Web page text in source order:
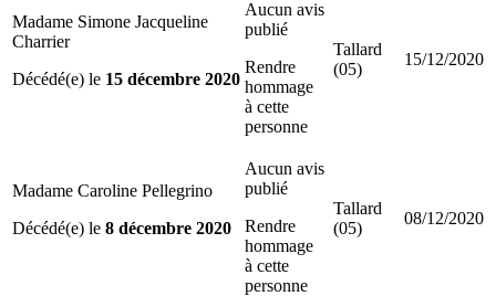
Madame Simone Jacqueline
Charrier
Décédé(e) le 15 décembre 2020
Aucun avis
publié
Rendre
hommage
à cette
personne
Tallard
(05)
15/12/2020
Madame Caroline Pellegrino
Décédé(e) le 8 décembre 2020
Aucun avis
publié
Rendre
hommage
à cette
personne
Tallard
(05)
08/12/2020